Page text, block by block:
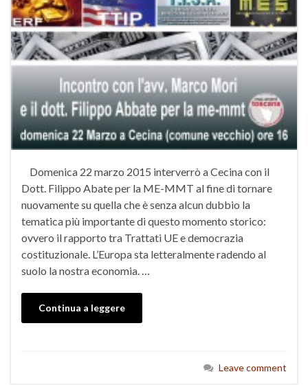
Domenica 22 marzo 2015 interverrò a Cecina con il
Dott. Filippo Abate per la ME-MMT al fine di tornare
nuovamente su quella che è senza alcun dubbio la
tematica più importante di questo momento storico:
ovvero il rapporto tra Trattati UE e democrazia
costituzionale. L’Europa sta letteralmente radendo al
suolo la nostra economia. …
Continua a leggere
Leave comment